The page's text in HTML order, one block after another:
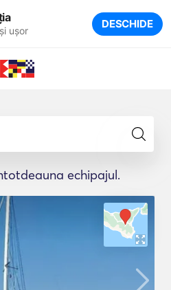
ușor DESCHIDE
echipajul.